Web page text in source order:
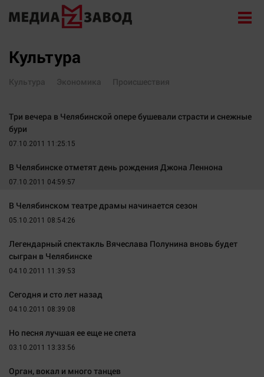
Экономика
Происшествия
Политика
Культура
Здоровье
Спорт
Курилка
Поиск
Архив
Наша победа
Общество
Политика
Происшествия
Культура
Культура Экономика Происшествия
Три вечера в Челябинской опере бушевали страсти и снежные
бури
07.10.2011 11:25:15
В Челябинске отметят день рождения Джона Леннона
07.10.2011 04:59:57
В Челябинском театре драмы начинается сезон
05.10.2011 08:54:26
Легендарный спектакль Вячеслава Полунина вновь будет
сыгран в Челябинске
04.10.2011 11:39:53
Сегодня и сто лет назад
04.10.2011 08:39:08
Но песня лучшая ее еще не спета
03.10.2011 13:33:56
Орган, вокал и много танцев